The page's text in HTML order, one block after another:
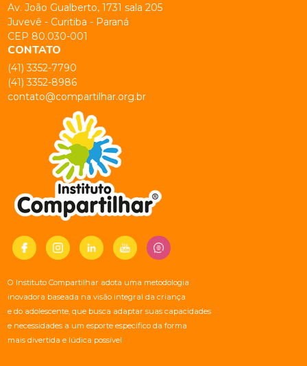
Av. João Gualberto, 1731 sala 205
Juvevê - Curitiba - Paraná
CEP 80.030-001
CONTATO
(41) 3352-7790
(41) 3352-8986
contato@compartilhar.org.br
O Instituto Compartilhar adota uma metodologia
inovadora baseada na visão integral da criança
e do adolescente, que busca adaptar suas capacidades
e necessidades a um esporte específico da forma
mais divertida e lúdica possível